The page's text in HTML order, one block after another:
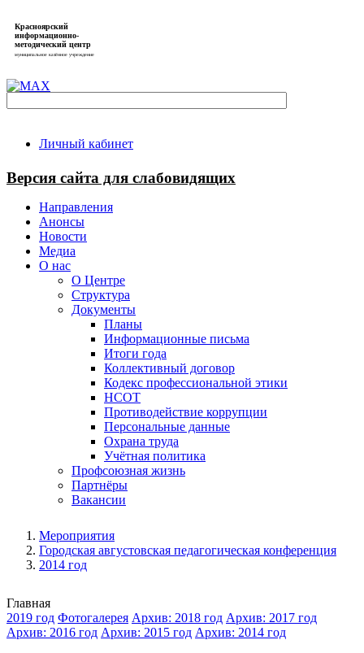
Красноярский
информационно-
методический центр
муниципальное казённое учреждение
Личный кабинет
Версия сайта для слабовидящих
Направления
Анонсы
Новости
Медиа
О нас
О Центре
Структура
Документы
Планы
Информационные письма
Итоги года
Коллективный договор
Кодекс профессиональной этики
НСОТ
Противодействие коррупции
Персональные данные
Охрана труда
Учётная политика
Профсоюзная жизнь
Партнёры
Вакансии
Мероприятия
Городская августовская педагогическая конференция
2014 год
Главная
2019 год Фотогалерея Архив: 2018 год Архив: 2017 год
Архив: 2016 год Архив: 2015 год Архив: 2014 год